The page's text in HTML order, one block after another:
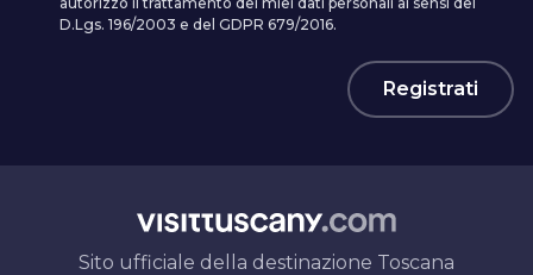
D.Lgs. 196/2003 e del GDPR 679/2016.
Registrati
Sito ufficiale della destinazione Toscana